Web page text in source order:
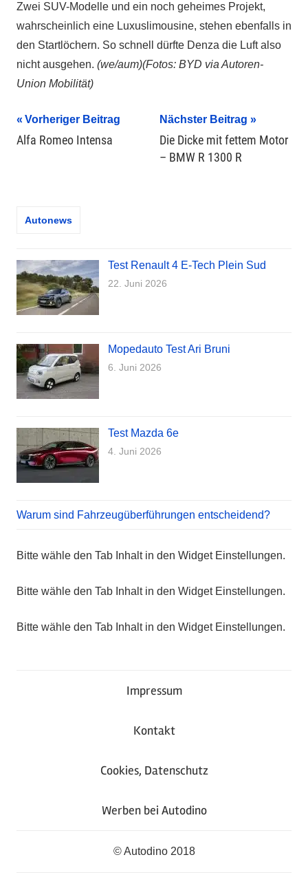
Zwei SUV-Modelle und ein noch geheimes Projekt,
wahrscheinlich eine Luxuslimousine, stehen ebenfalls in
den Startlöchern. So schnell dürfte Denza die Luft also
nicht ausgehen. (we/aum)(Fotos: BYD via Autoren-
Union Mobilität)
Beitragsnavigation
Vorheriger Beitrag
Alfa Romeo Intensa
Nächster Beitrag
Die Dicke mit fettem Motor
– BMW R 1300 R
Autonews
Test Renault 4 E-Tech Plein Sud
22. Juni 2026
Mopedauto Test Ari Bruni
6. Juni 2026
Test Mazda 6e
4. Juni 2026
Warum sind Fahrzeugüberführungen entscheidend?
Bitte wähle den Tab Inhalt in den Widget Einstellungen.
Bitte wähle den Tab Inhalt in den Widget Einstellungen.
Bitte wähle den Tab Inhalt in den Widget Einstellungen.
Impressum
Kontakt
Cookies, Datenschutz
Werben bei Autodino
© Autodino 2018